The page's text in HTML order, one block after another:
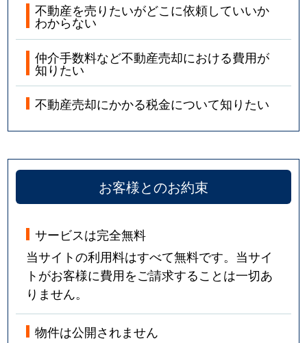
不動産を売りたいがどこに依頼していいか
わからない
仲介手数料など不動産売却における費用が
知りたい
不動産売却にかかる税金について知りたい
お客様とのお約束
サービスは完全無料
当サイトの利用料はすべて無料です。当サイ
トがお客様に費用をご請求することは一切あ
りません。
物件は公開されません